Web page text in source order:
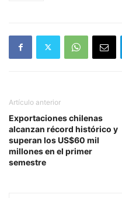
Artículo anterior
Exportaciones chilenas
alcanzan récord histórico y
superan los US$60 mil
millones en el primer
semestre